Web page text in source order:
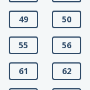
49 50
55 56
61 62